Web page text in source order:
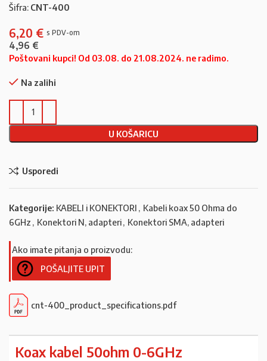
Šifra: CNT-400
6,20 €
4,96 €
Poštovani kupci! Od 03.08. do 21.08.2024. ne radimo.
Na zalihi
U KOŠARICU
Usporedi
Kategorije: KABELI i KONEKTORI , Kabeli koax 50 Ohma do
6GHz , Konektori N, adapteri, Konektori SMA, adapteri
Ako imate pitanja o proizvodu:
POŠALJITE UPIT
cnt-400_product_specifications.pdf
Koax kabel 50ohm 0-6GHz